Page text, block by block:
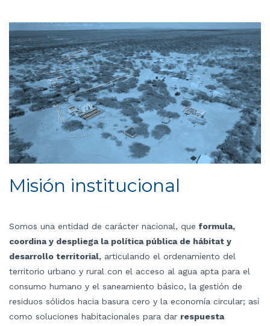
Misión institucional
Somos una entidad de carácter nacional, que formula,
coordina y despliega la política pública de hábitat y
desarrollo territorial, articulando el ordenamiento del
territorio urbano y rural con el acceso al agua apta para el
consumo humano y el saneamiento básico, la gestión de
residuos sólidos hacia basura cero y la economía circular; así
como soluciones habitacionales para dar respuesta